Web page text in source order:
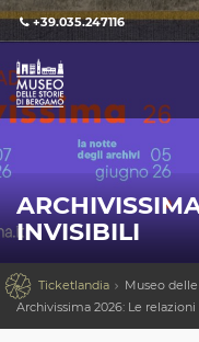
+39.035.247116
INVISIBILI
 Ticketlandia
Museo
Archivissima 2026: Le